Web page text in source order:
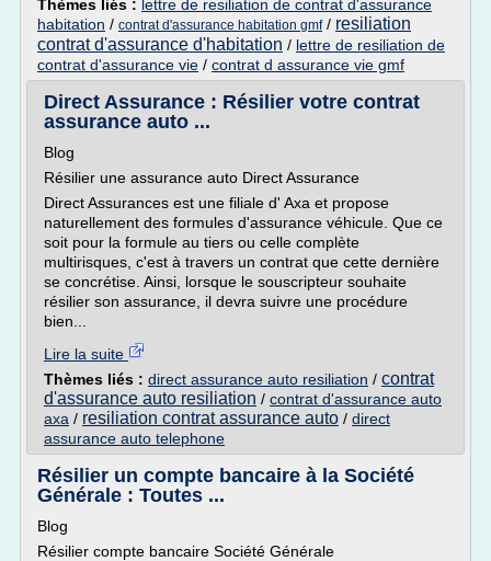
Thèmes liés : lettre de resiliation de contrat d'assurance
habitation / contrat d'assurance habitation gmf/ resiliation
contrat d'assurance d'habitation / lettre de resiliation de
contrat d'assurance vie / contrat d assurance vie gmf
Direct Assurance : Résilier votre contrat
assurance auto ...
Blog
Résilier une assurance auto Direct Assurance
Direct Assurances est une filiale d' Axa et propose
naturellement des formules d'assurance véhicule. Que ce
soit pour la formule au tiers ou celle complète
multirisques, c'est à travers un contrat que cette dernière
se concrétise. Ainsi, lorsque le souscripteur souhaite
résilier son assurance, il devra suivre une procédure
bien...
Lire la suite
Thèmes liés : direct assurance auto resiliation / contrat
d'assurance auto resiliation / contrat d'assurance auto
axa / resiliation contrat assurance auto / direct
assurance auto telephone
Résilier un compte bancaire à la Société
Générale : Toutes ...
Blog
Résilier compte bancaire Société Générale